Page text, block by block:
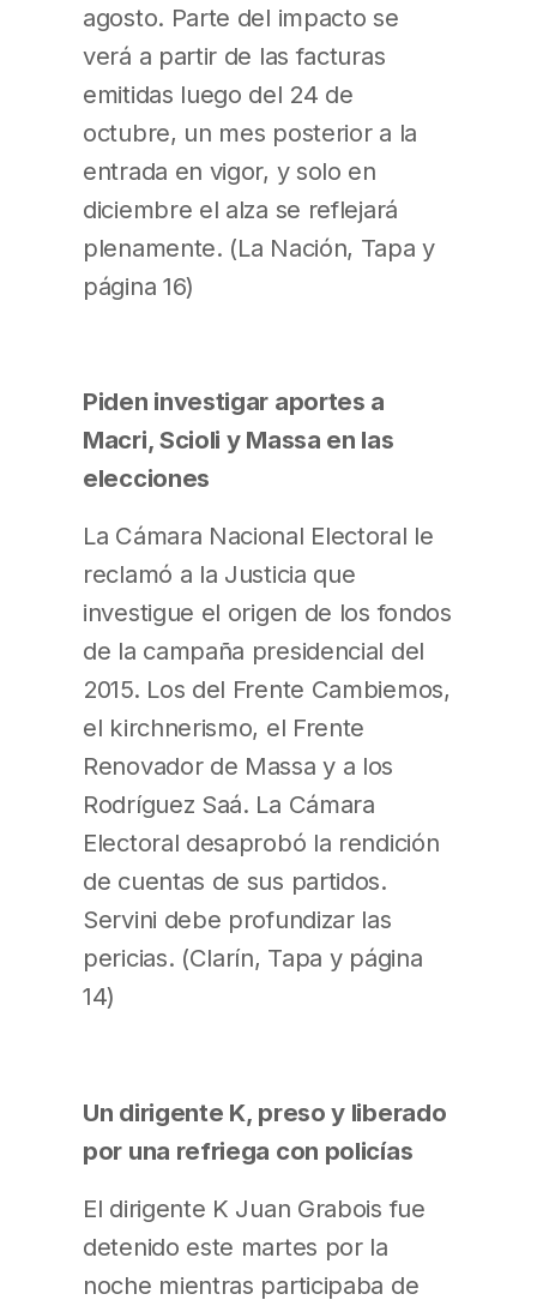
agosto. Parte del impacto se
verá a partir de las facturas
emitidas luego del 24 de
octubre, un mes posterior a la
entrada en vigor, y solo en
diciembre el alza se reflejará
plenamente. (La Nación, Tapa y
página 16)
Piden investigar aportes a
Macri, Scioli y Massa en las
elecciones
La Cámara Nacional Electoral le
reclamó a la Justicia que
investigue el origen de los fondos
de la campaña presidencial del
2015. Los del Frente Cambiemos,
el kirchnerismo, el Frente
Renovador de Massa y a los
Rodríguez Saá. La Cámara
Electoral desaprobó la rendición
de cuentas de sus partidos.
Servini debe profundizar las
pericias. (Clarín, Tapa y página
14)
Un dirigente K, preso y liberado
por una refriega con policías
El dirigente K Juan Grabois fue
detenido este martes por la
noche mientras participaba de